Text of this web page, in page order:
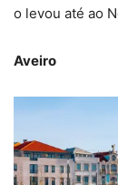
o levou até ao
Aveiro